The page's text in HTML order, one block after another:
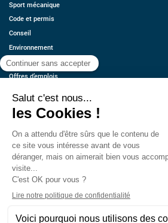
Sport mécanique
Code et permis
Conseil
Environnement
Économie
Offres d’emplois
Contact
Estimez votre voiture
Mentions légales
CGU